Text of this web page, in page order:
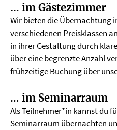
… im Gästezimmer
Wir bieten die Übernachtung
verschiedenen Preisklassen
in ihrer Gestaltung durch
über eine begrenzte Anzahl
frühzeitige Buchung über
… im Seminarraum
Als Teilnehmer*in kannst du
Seminarraum übernachten